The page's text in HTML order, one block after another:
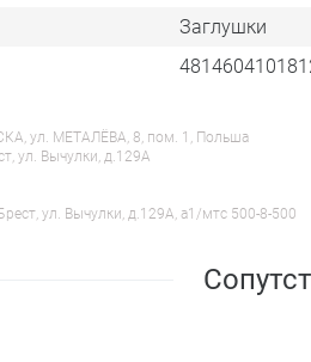
Заглушки
ул. МЕТАЛЁВА, 8, пом. 1, Польша
ул. Вычулки, д.129А
ул. Вычулки, д.129А, a1/мтс 500-8-500